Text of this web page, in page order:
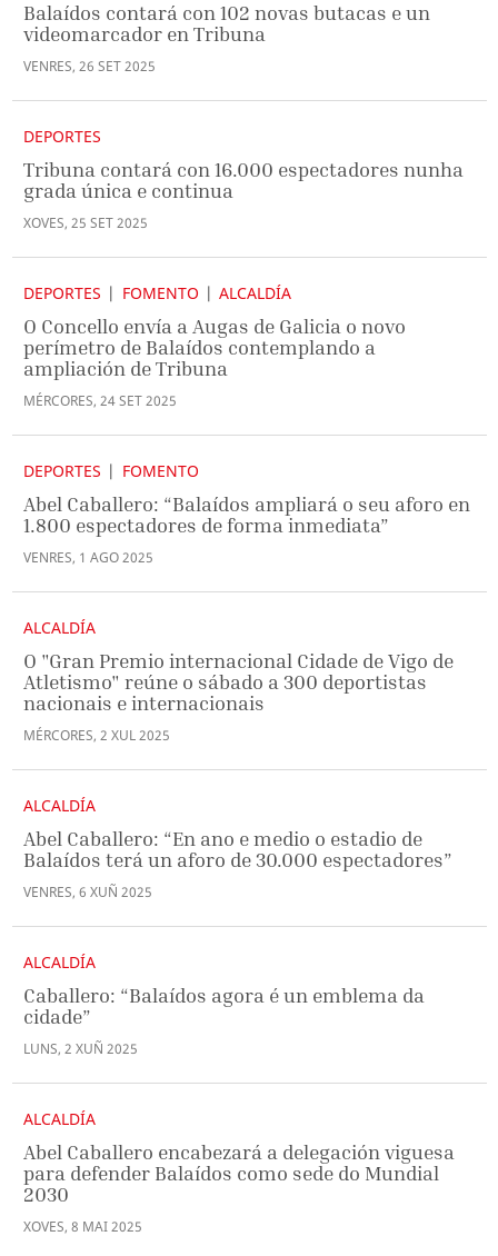
Balaídos contará con 102 novas butacas e un
videomarcador en Tribuna
VENRES, 26 SET2025
DEPORTES
Tribuna contará con 16.000 espectadores nunha
grada única e continua
XOVES, 25 SET2025
DEPORTES FOMENTO ALCALDÍA
O Concello envía a Augas de Galicia o novo
perímetro de Balaídos contemplando a
ampliación de Tribuna
MÉRCORES, 24SET2025
DEPORTES FOMENTO
Abel Caballero: “Balaídos ampliará o seu aforo en
1.800 espectadores de forma inmediata”
VENRES, 1 AGO2025
ALCALDÍA
O "Gran Premio internacional Cidade de Vigo de
Atletismo" reúne o sábado a 300 deportistas
nacionais e internacionais
MÉRCORES, 2 XUL2025
ALCALDÍA
Abel Caballero: “En ano e medio o estadio de
Balaídos terá un aforo de 30.000 espectadores”
VENRES, 6 XUÑ 2025
ALCALDÍA
Caballero: “Balaídos agora é un emblema da
cidade”
LUNS, 2 XUÑ 2025
ALCALDÍA
Abel Caballero encabezará a delegación viguesa
para defender Balaídos como sede do Mundial
2030
XOVES, 8 MAI2025